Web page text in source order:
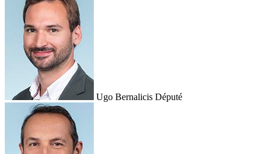
Ugo Bernalicis Député